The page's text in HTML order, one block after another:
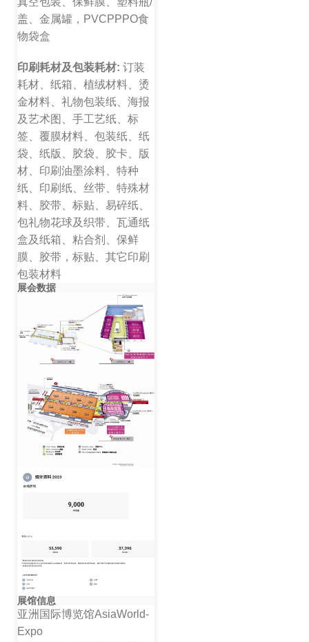
盖、金属罐，PVCPPPO食
物袋盒
印刷耗材及包装耗材: 订装
耗材、纸箱、植绒材料、烫
金材料、礼物包装纸、海报
及艺术图、手工艺纸、标
签、覆膜材料、包装纸、纸
袋、纸版、胶袋、胶卡、版
材、印刷油墨涂料、特种
纸、印刷纸、丝带、特殊材
料、胶带、标贴、易碎纸、
包礼物花球及织带、瓦通纸
盒及纸箱、粘合剂、保鲜
膜、胶带，标贴、其它印刷
包装材料
展会数据
展馆信息
亚洲国际博览馆AsiaWorld-
Expo